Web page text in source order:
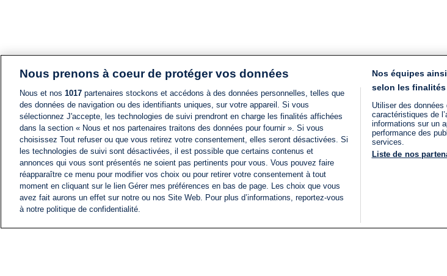
Nous prenons à coeur de protéger vos données
Nous et nos 1017 partenaires stockons et accédons à des données personnelles, telles que
des données de navigation ou des identifiants uniques, sur votre appareil. Si vous
sélectionnez J'accepte, les technologies de suivi prendront en charge les finalités affichées
dans la section « Nous et nos partenaires traitons des données pour fournir ». Si vous
choisissez Tout refuser ou que vous retirez votre consentement, elles seront désactivées. Si
les technologies de suivi sont désactivées, il est possible que certains contenus et
annonces qui vous sont présentés ne soient pas pertinents pour vous. Vous pouvez faire
réapparaître ce menu pour modifier vos choix ou pour retirer votre consentement à tout
moment en cliquant sur le lien Gérer mes préférences en bas de page. Les choix que vous
avez fait aurons un effet sur notre ou nos Site Web. Pour plus d’informations, reportez-vous
à notre politique de confidentialité.
Nos équipes
selon les
Utiliser des
caractéristiques de
informations sur un
performance des
services.
Liste de nos